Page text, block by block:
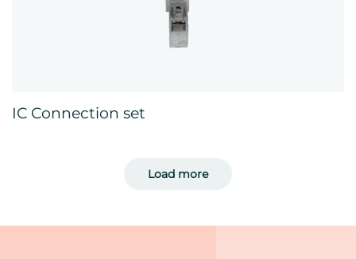
IC Connection set
Load more